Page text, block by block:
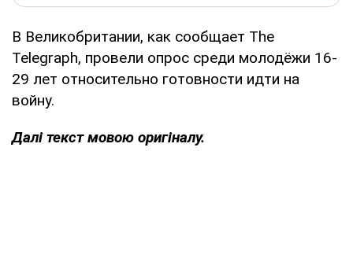
В Великобритании, как сообщает The
Telegraph, провели опрос среди молодёжи 16-
29 лет относительно готовности идти на
войну.
Далі текст мовою оригіналу.